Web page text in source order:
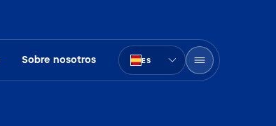
Sobre nosotros ES